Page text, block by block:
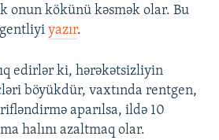
onun kökünü kəsmək olar. Bu
yazır.
edirlər ki, hərəkətsizliyin
böyükdür, vaxtında rentgen,
aparılsa, ildə 10
halını azaltmaq olar.